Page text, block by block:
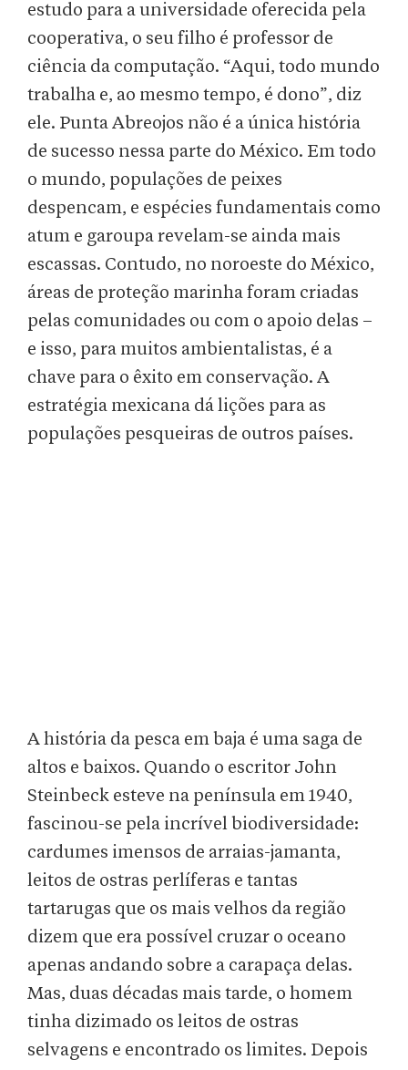
estudo para a universidade oferecida pela
cooperativa, o seu filho é professor de
ciência da computação. “Aqui, todo mundo
trabalha e, ao mesmo tempo, é dono”, diz
ele. Punta Abreojos não é a única história
de sucesso nessa parte do México. Em todo
o mundo, populações de peixes
despencam, e espécies fundamentais como
atum e garoupa revelam-se ainda mais
escassas. Contudo, no noroeste do México,
áreas de proteção marinha foram criadas
pelas comunidades ou com o apoio delas –
e isso, para muitos ambientalistas, é a
chave para o êxito em conservação. A
estratégia mexicana dá lições para as
populações pesqueiras de outros países.
A história da pesca em baja é uma saga de
altos e baixos. Quando o escritor John
Steinbeck esteve na península em 1940,
fascinou-se pela incrível biodiversidade:
cardumes imensos de arraias-jamanta,
leitos de ostras perlíferas e tantas
tartarugas que os mais velhos da região
dizem que era possível cruzar o oceano
apenas andando sobre a carapaça delas.
Mas, duas décadas mais tarde, o homem
tinha dizimado os leitos de ostras
selvagens e encontrado os limites. Depois